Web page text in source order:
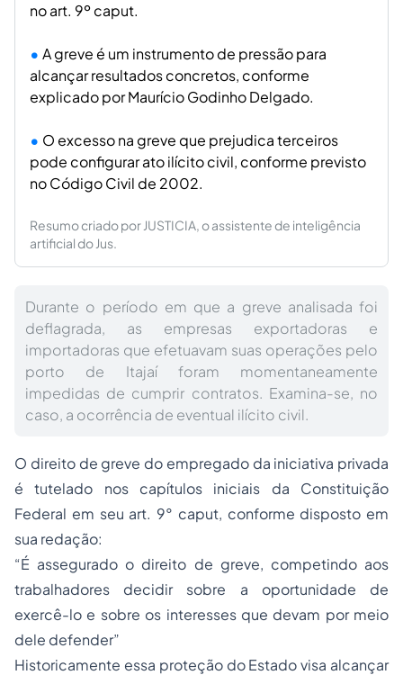
no art. 9º caput.
A greve é um instrumento de pressão para
alcançar resultados concretos, conforme
explicado por Maurício Godinho Delgado.
O excesso na greve que prejudica terceiros
pode configurar ato ilícito civil, conforme previsto
no Código Civil de 2002.
Resumo criado por JUSTICIA, o assistente de inteligência
artificial do Jus.
Durante o período em que a greve analisada foi
deflagrada, as empresas exportadoras e
importadoras que efetuavam suas operações pelo
porto de Itajaí foram momentaneamente
impedidas de cumprir contratos. Examina-se, no
caso, a ocorrência de eventual ilícito civil.
O direito de greve do empregado da iniciativa privada
é tutelado nos capítulos iniciais da Constituição
Federal em seu art. 9° caput, conforme disposto em
sua redação:
“É assegurado o direito de greve, competindo aos
trabalhadores decidir sobre a oportunidade de
exercê-lo e sobre os interesses que devam por meio
dele defender”
Historicamente essa proteção do Estado visa alcançar